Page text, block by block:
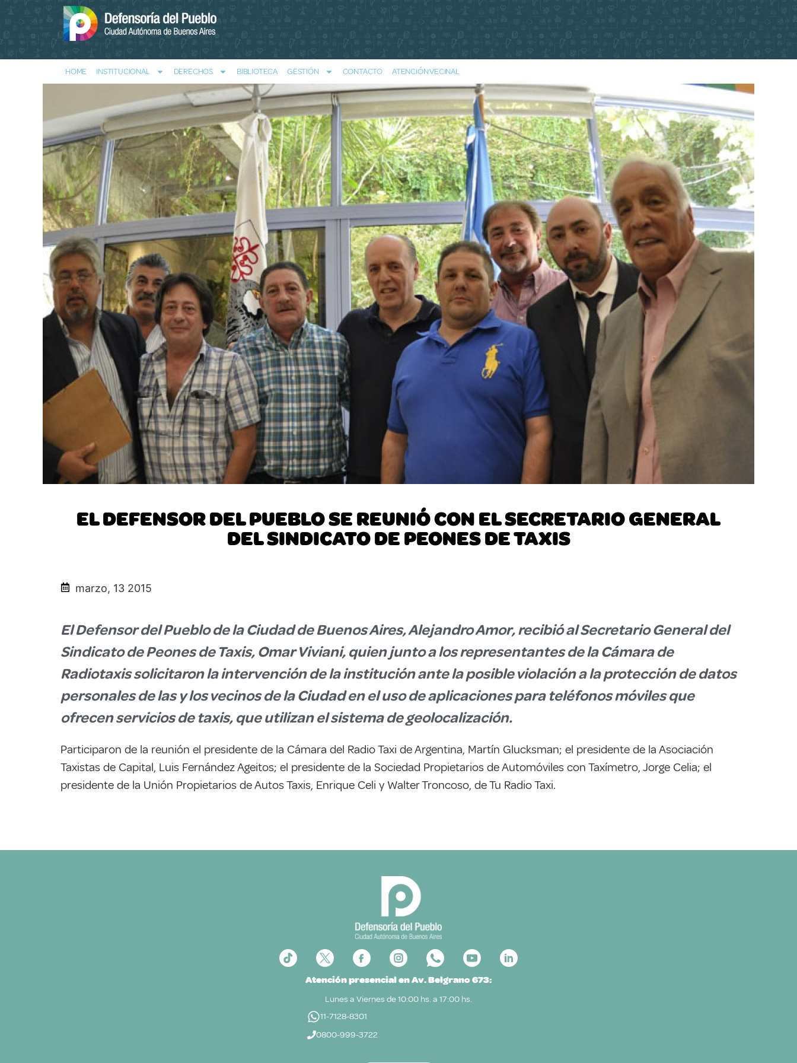
HOME INSTITUCIONAL DERECHOS BIBLIOTECA GESTIÓN CONTACTO ATENCIÓN VECINAL
EL DEFENSOR DEL PUEBLO SE REUNIÓ CON EL SECRETARIO GENERAL
DEL SINDICATO DE PEONES DE TAXIS
marzo, 13 2015
El Defensor del Pueblo de la Ciudad de Buenos Aires, Alejandro Amor, recibió al Secretario General del
Sindicato de Peones de Taxis, Omar Viviani, quien junto a los representantes de la Cámara de
Radiotaxis solicitaron la intervención de la institución ante la posible violación a la protección de datos
personales de las y los vecinos de la Ciudad en el uso de aplicaciones para teléfonos móviles que
ofrecen servicios de taxis, que utilizan el sistema de geolocalización.
Participaron de la reunión el presidente de la Cámara del Radio Taxi de Argentina, Martín Glucksman; el presidente de la Asociación
Taxistas de Capital, Luis Fernández Ageitos; el presidente de la Sociedad Propietarios de Automóviles con Taxímetro, Jorge Celia; el
presidente de la Unión Propietarios de Autos Taxis, Enrique Celi y Walter Troncoso, de Tu Radio Taxi.
Atención presencial en Av. Belgrano 673:
Lunes a Viernes de 10:00 hs. a 17:00 hs.
11-7128-8301
0800-999-3722